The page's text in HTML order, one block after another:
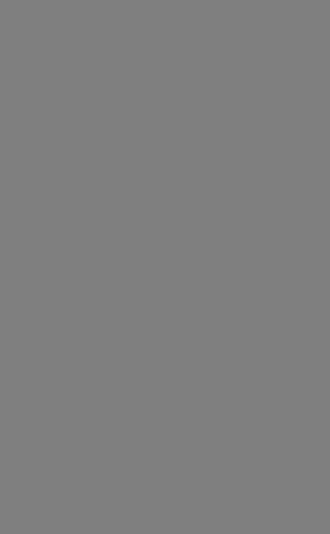
το
πολύ
UVA (μακρά
Ε (προ-
ματ